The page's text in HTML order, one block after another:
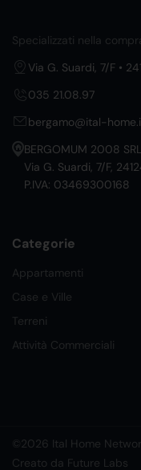
Specializzati nella
Via G. Suardi, 7/F •
035 21.08.97
bergamo@ital-
BERGOMUM 2008 SRL
Via G. Suardi, 7/F,
P.IVA: 03469300168
Categorie
Appartamenti
Case e Ville
Terreni
Attività Commerciali
©2026 Ital Home
Creato da Future Labs